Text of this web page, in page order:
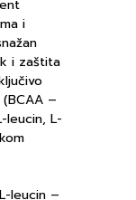
i
i zaštita
–
leucin, L-
leucin –